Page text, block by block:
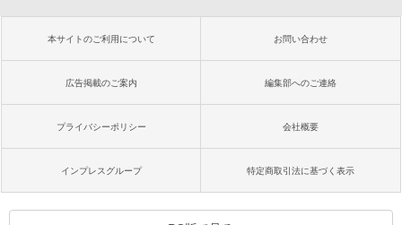
本サイトのご利用について お問い合わせ
広告掲載のご案内 編集部へのご連絡
プライバシーポリシー 会社概要
インプレスグループ 特定商取引法に基づく表示